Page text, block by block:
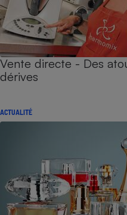
Vente directe - Des
dérives
ACTUALITÉ